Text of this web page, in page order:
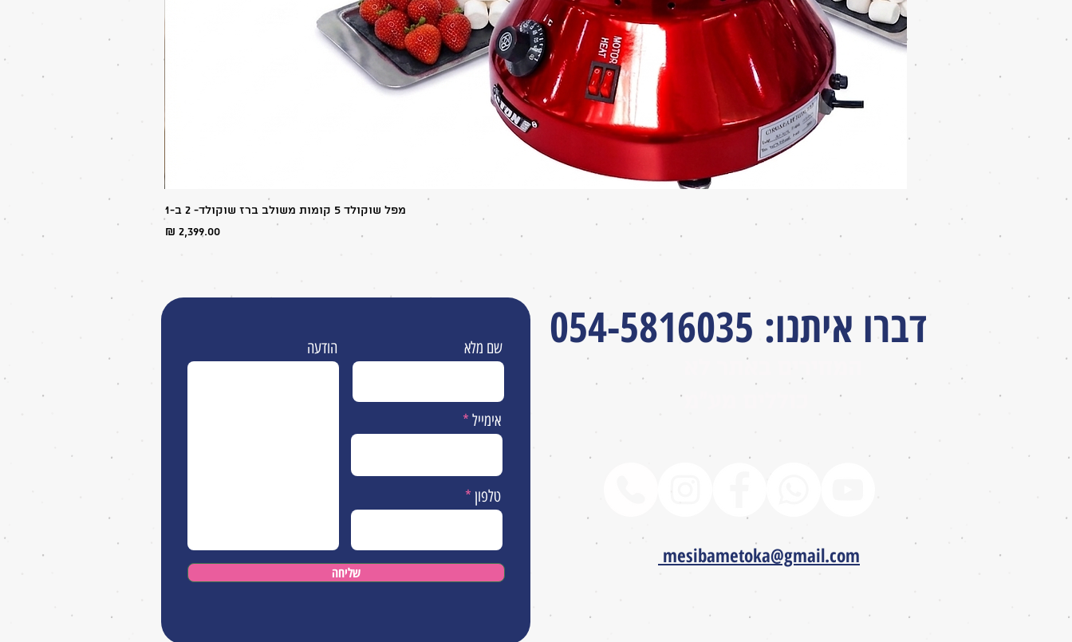
מפל שוקולד 5 קומות משולב ברז שוקולד- 2 ב-1
מחיר
הודעה שם מלא
אימייל
טלפון
שליחה
דברו איתנו:
054-5816035
המחירים באתר לא
mesibametoka@gmail.com